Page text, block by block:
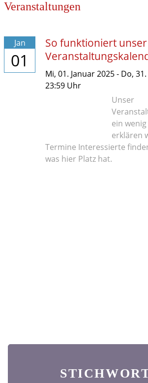
Veranstaltungen
Jan
01
So funktioniert unser
Mi, 01. Januar 2025- Do,
23:59 Uhr
Unser
ein
erklären
Termine Interessierte
was hier Platz hat.